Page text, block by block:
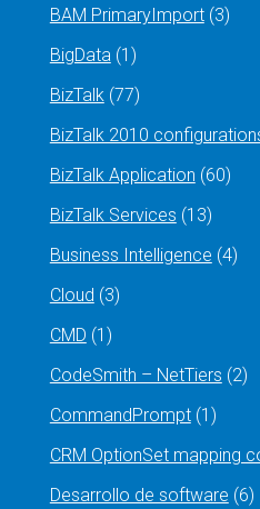
BAM PrimaryImport(3)
BigData(1)
BizTalk(77)
BizTalk 2010
BizTalk Application (60)
BizTalk Services (13)
Business Intelligence (4)
Cloud (3)
CMD (1)
CodeSmith – NetTiers (2)
CommandPrompt(1)
CRM OptionSet mapping
Desarrollo de software (6)